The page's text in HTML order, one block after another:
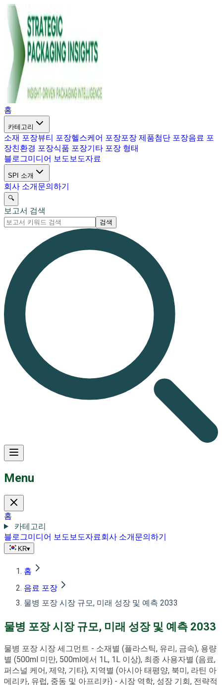
홈
카테고리
소재 포장뷰티 포장헬스케어 포장포장 제품첨단 포장음료 포
장친환경 포장식품 포장기타 포장 형태
블로그미디어 보도보도자료
SPI 소개
회사 소개문의하기
🔍
보고서 검색
검색
Menu
홈
카테고리
블로그미디어 보도보도자료회사 소개문의하기
KR▾
홈
음료 포장
물병 포장 시장 규모, 미래 성장 및 예측 2033
물병 포장 시장 규모, 미래 성장 및 예측 2033
물병 포장 시장 세그먼트 - 소재별 (플라스틱, 유리, 금속), 용량
별 (500ml 미만, 500ml에서 1L, 1L 이상), 최종 사용자별 (음료,
퍼스널 케어, 제약, 기타), 지역별 (아시아 태평양, 북미, 라틴 아
메리카, 유럽, 중동 및 아프리카) - 시장 역학, 성장 기회, 전략적